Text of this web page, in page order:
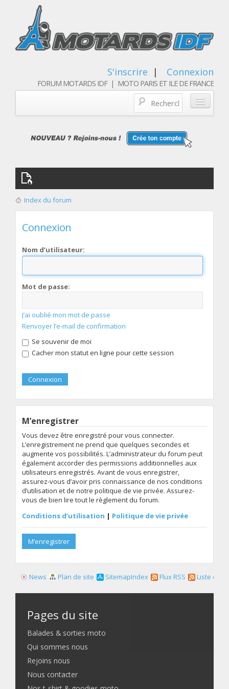
S'inscrire | Connexion
FORUM MOTARDS IDF | MOTO PARIS ET ILE DE FRANCE
Qui sommes nous
Les membres
Index du forum
Connexion
Nom d’utilisateur:
Mot de passe:
J’ai oublié mon mot de passe
Renvoyer l’e-mail de confirmation
Se souvenir de moi
Cacher mon statut en ligne pour cette session
M’enregistrer
Vous devez être enregistré pour vous connecter.
L’enregistrement ne prend que quelques secondes et
augmente vos possibilités. L’administrateur du forum peut
également accorder des permissions additionnelles aux
utilisateurs enregistrés. Avant de vous enregistrer,
assurez-vous d’avoir pris connaissance de nos conditions
d’utilisation et de notre politique de vie privée. Assurez-
vous de bien lire tout le règlement du forum.
Conditions d’utilisation | Politique de vie privée
M’enregistrer
News Plan de site SitemapIndex Flux RSS Liste des
Pages du site
Balades & sorties moto
Qui sommes nous
Rejoins nous
Nous contacter